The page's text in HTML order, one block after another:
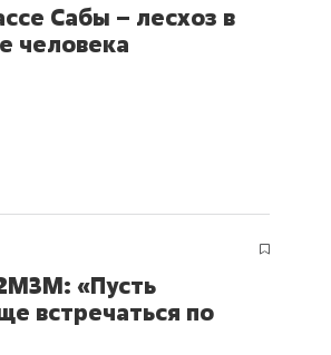
Сабы – лесхоз в
человека
«Пусть
встречаться по